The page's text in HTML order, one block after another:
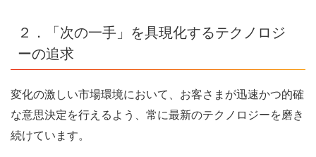
２．「次の一手」を具現化するテクノロジ
ーの追求
変化の激しい市場環境において、お客さまが迅速かつ的確
な意思決定を行えるよう、常に最新のテクノロジーを磨き
続けています。